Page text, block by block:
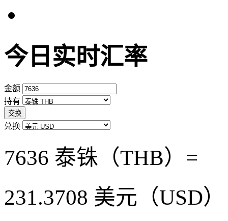
今日实时汇率
金额
持有
交换
兑换
7636 泰铢（THB）=
231.3708 美元（USD）